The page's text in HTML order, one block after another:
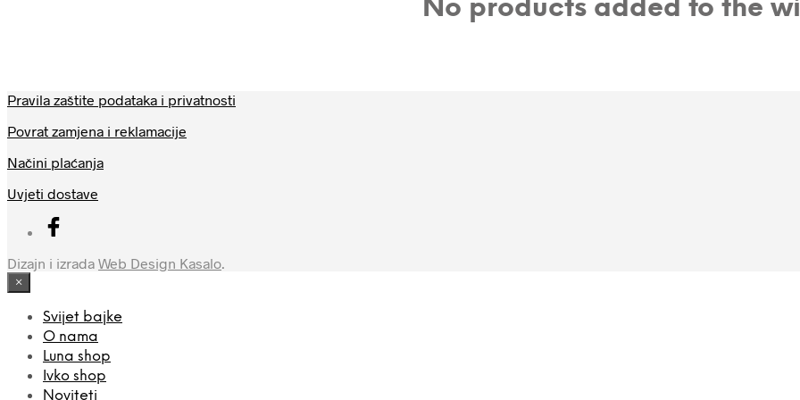
No products added to the
Pravila zaštite podataka i privatnosti
Povrat zamjena i reklamacije
Načini plaćanja
Uvjeti dostave
Dizajn i izrada Web Design Kasalo.
×
Svijet bajke
O nama
Luna shop
Ivko shop
Noviteti